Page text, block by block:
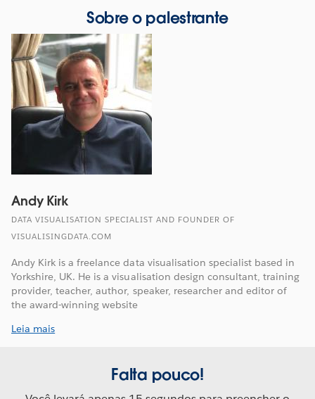
Sobre o palestrante
Andy Kirk
DATA VISUALISATION SPECIALIST AND FOUNDER OF
VISUALISINGDATA.COM
Andy Kirk is a freelance data visualisation specialist based in
Yorkshire, UK. He is a visualisation design consultant, training
provider, teacher, author, speaker, researcher and editor of
the award-winning website
Leia mais
Falta pouco!